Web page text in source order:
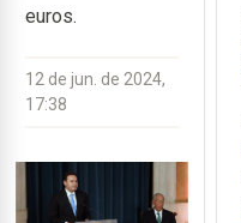
euros.
12 de jun. de 2024,
17:38